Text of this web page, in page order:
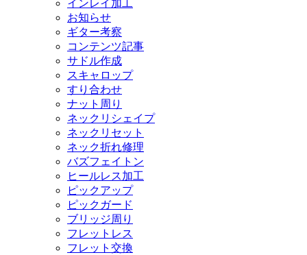
インレイ加工
お知らせ
ギター考察
コンテンツ記事
サドル作成
スキャロップ
すり合わせ
ナット周り
ネックリシェイプ
ネックリセット
ネック折れ修理
バズフェイトン
ヒールレス加工
ピックアップ
ピックガード
ブリッジ周り
フレットレス
フレット交換